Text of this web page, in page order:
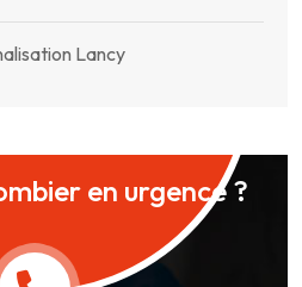
Lancy
en urgence ?